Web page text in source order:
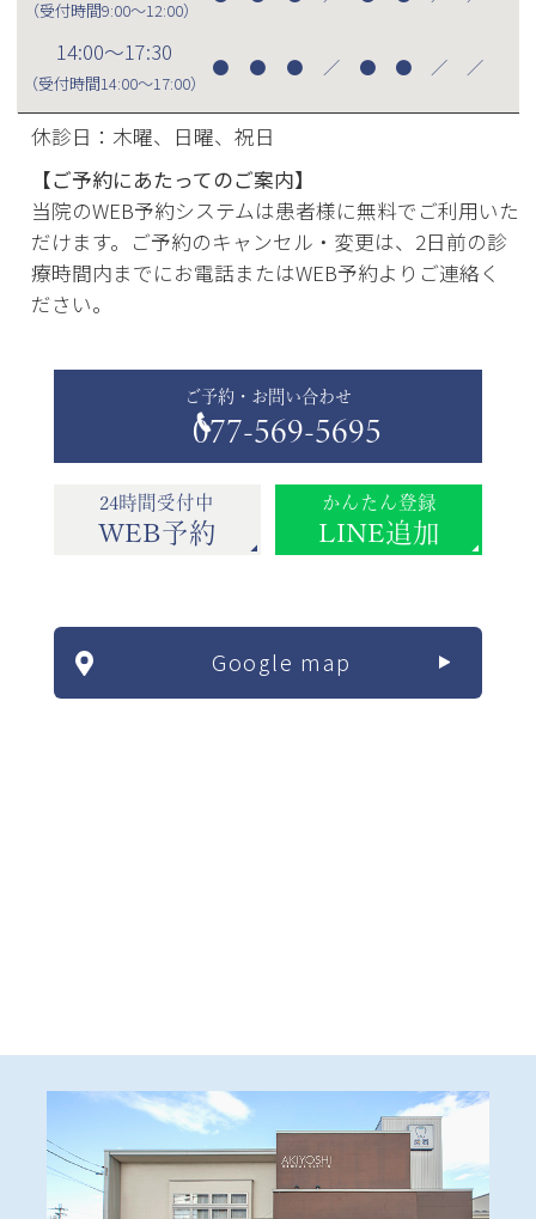
（受付時間9:00～12:00）
14:00～17:30
（受付時間14:00～17:00）
● ● ● ／ ● ● ／ ／
休診日：木曜、日曜、祝日
【ご予約にあたってのご案内】
当院のWEB予約システムは患者様に無料でご利用いた
だけます。ご予約のキャンセル・変更は、2日前の診
療時間内までにお電話またはWEB予約よりご連絡く
ださい。
ご予約・お問い合わせ
077-569-5695
24時間受付中
WEB予約
かんたん登録
LINE追加
Google map